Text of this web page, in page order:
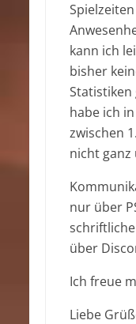
kann ich
bisher
habe ich
zwischen
nicht ganz
nur über
über
Ich freue
Liebe